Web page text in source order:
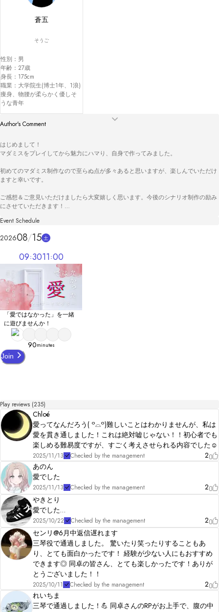
蒼五
そうご
性別：男
年齢：27歳
身長：175cm
職業：大学院生(博士1年、1浪)
痩身、物腰が柔らかく優しそ
うな青年
Author's Comment
はじめまして！
マダミスをプレイしてから魅力にハマり、自身で作ってみました。
初めてのマダミス制作なので至らぬ点が多々あると思いますが、楽しんでいただけ
ますと幸いです。
ご感想＆ご意見いただけましたら大変嬉しく思います。今後のシナリオ制作の励み
にさせていただきます！
4/19 プレイ時間目安を変更しました。大体70分〜90分くらいでプレイされる方が
多いです。
5/16 手がかり数を減らしました。
【デザイン画像】
・picrew「シルエットメーカー」
・Canva
・ICOOON MONO
【スペシャルサンクス】
テストプレイヤーの皆様
Event Schedule
202608 15 土
09 3011 00
「愛ではなかった」を一緒
に遊びませんか！
90minutes
Join
Play reviews (235)
Chloé
愛ってなんだろう‎( ꒪⌓꒪)難しいことはわかりませんが、私は
愛を貫き通しました！これは絶対嘘じゃない！！初心者でも
楽しめる難易度ですが、すごく考えさせられる内容でした☺️
2025/11/13 Checked by the management
2
あのん
愛でした
2025/11/13 Checked by the management
2
やきとり
愛でした…
2025/10/22 Checked by the management
2
センリ@6月中返信遅れます
三琴役で通過しました。 驚いたり笑ったりすることもあ
り、とても面白かったです！ 経験が少ない人にもおすすめ
できます◎ 同卓の皆さん、とても楽しかったです！ありが
とうございました！！
2025/10/11 Checked by the management
2
れいちま
三琴で通過しました！💪 同卓さんのRPがお上手で、腹の中